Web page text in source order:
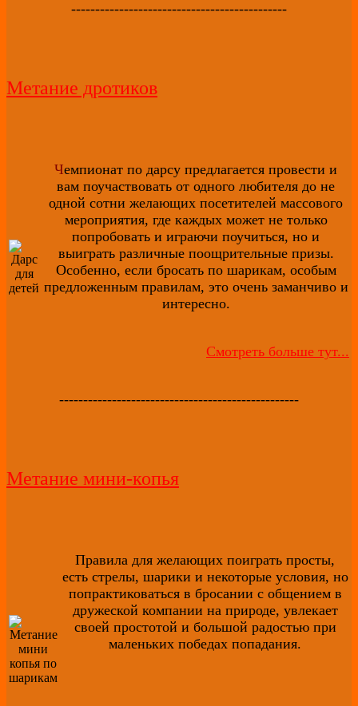
---------------------------------------------
Метание дротиков
Чемпионат по дарсу предлагается провести и
вам поучаствовать от одного любителя до не
одной сотни желающих посетителей массового
мероприятия, где каждых может не только
попробовать и играючи поучиться, но и
выиграть различные поощрительные призы.
Особенно, если бросать по шарикам, особым
предложенным правилам, это очень заманчиво и
интересно.
Смотреть больше тут...
--------------------------------------------------
Метание мини-копья
Правила для желающих поиграть просты,
есть стрелы, шарики и некоторые условия, но
попрактиковаться в бросании с общением в
дружеской компании на природе, увлекает
своей простотой и большой радостью при
маленьких победах попадания.